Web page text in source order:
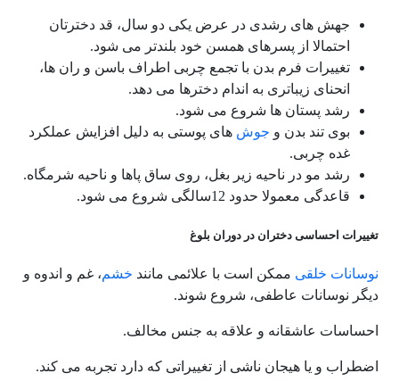
جهش های رشدی در عرض یکی دو سال، قد دخترتان
احتمالا از پسرهای همسن خود بلندتر می شود.
تغییرات فرم بدن با تجمع چربی اطراف باسن و ران ها،
انحنای زیباتری به اندام دخترها می دهد.
رشد پستان ها شروع می شود.
بوی تند بدن و جوش های پوستی به دلیل افزایش عملکرد
غده چربی.
رشد مو در ناحیه زیر بغل، روی ساق پاها و ناحیه شرمگاه.
قاعدگی معمولا حدود 12سالگی شروع می شود.
تغییرات احساسی دختران در دوران بلوغ
نوسانات خلقی ممکن است با علائمی مانند خشم، غم و اندوه و
دیگر نوسانات عاطفی، شروع شوند.
احساسات عاشقانه و علاقه به جنس مخالف.
اضطراب و یا هیجان ناشی از تغییراتی که دارد تجربه می کند.